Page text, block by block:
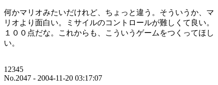
何かマリオみたいだけれど、ちょっと違う。そういうか、マ
リオより面白い。ミサイルのコントロールが難しくて良い。
１００点だな。これからも、こういうゲームをつくってほし
い。
12345
No.2047 - 2004-11-20 03:17:07